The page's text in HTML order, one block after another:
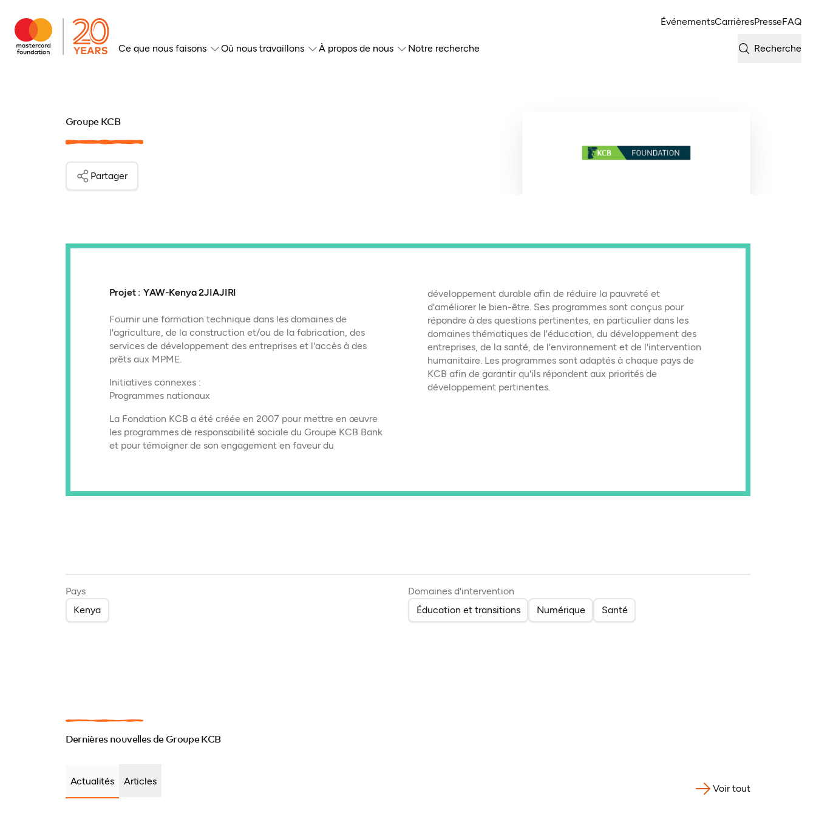
ÉvénementsCarrièresPresseFAQ
Ce que nous faisons Où nous travaillons À propos de nous Notre recherche Recherche
Groupe KCB
Partager
Projet : YAW-Kenya 2JIAJIRI
Fournir une formation technique dans les domaines de
l'agriculture, de la construction et/ou de la fabrication, des
services de développement des entreprises et l'accès à des
prêts aux MPME.
Initiatives connexes :
Programmes nationaux
La Fondation KCB a été créée en 2007 pour mettre en œuvre
les programmes de responsabilité sociale du Groupe KCB Bank
et pour témoigner de son engagement en faveur du
développement durable afin de réduire la pauvreté et
d'améliorer le bien-être. Ses programmes sont conçus pour
répondre à des questions pertinentes, en particulier dans les
domaines thématiques de l'éducation, du développement des
entreprises, de la santé, de l'environnement et de l'intervention
humanitaire. Les programmes sont adaptés à chaque pays de
KCB afin de garantir qu'ils répondent aux priorités de
développement pertinentes.
Pays
Kenya
Domaines d'intervention
Éducation et transitions
Numérique Santé
Dernières nouvelles de Groupe KCB
Actualités Articles
Voir tout